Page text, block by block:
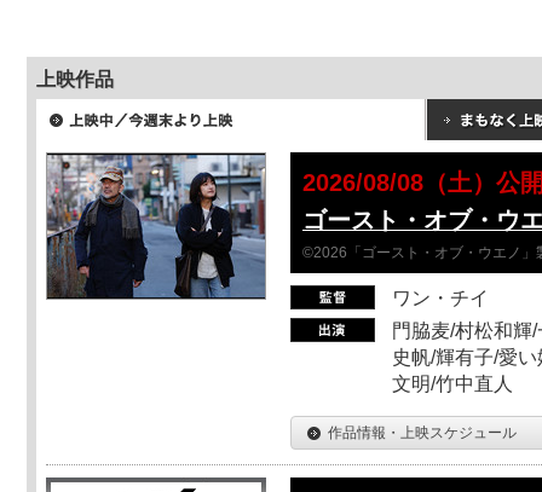
上映作品
2026/08/08（土）公
ゴースト・オブ・ウ
©2026「ゴースト・オブ・ウエノ」
ワン・チイ
門脇麦/村松和輝
史帆/輝有子/愛
文明/竹中直人
作品情報・上映スケジュール